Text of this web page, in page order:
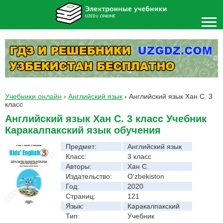
Учебники онлайн › Английский язык › Английский язык Хан С. 3
класс
Английский язык Хан С. 3 класс Учебник
Каракалпакский язык обучения
Предмет:
Английский язык
Класс:
3 класс
Авторы:
Хан С.
Издательство:
O'zbekiston
Год:
2020
Страниц:
121
Язык:
Каракалпакский
Тип:
Учебник